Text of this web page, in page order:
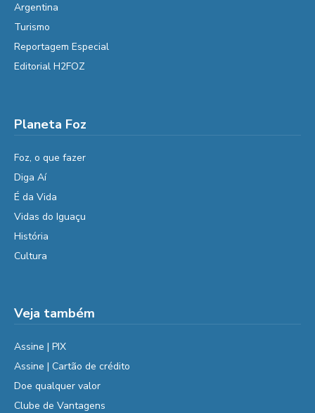
Argentina
Turismo
Reportagem Especial
Editorial H2FOZ
Planeta Foz
Foz, o que fazer
Diga Aí
É da Vida
Vidas do Iguaçu
História
Cultura
Veja também
Assine | PIX
Assine | Cartão de crédito
Doe qualquer valor
Clube de Vantagens